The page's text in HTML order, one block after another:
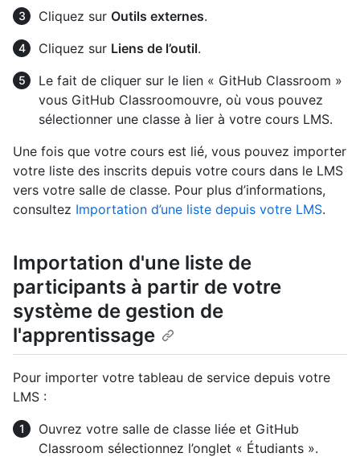
Cliquez sur Outils externes.
Cliquez sur Liens de l’outil.
Le fait de cliquer sur le lien « GitHub Classroom »
vous GitHub Classroomouvre, où vous pouvez
sélectionner une classe à lier à votre cours LMS.
Une fois que votre cours est lié, vous pouvez importer
votre liste des inscrits depuis votre cours dans le LMS
vers votre salle de classe. Pour plus d’informations,
consultez Importation d’une liste depuis votre LMS.
Importation d'une liste de
participants à partir de votre
système de gestion de
l'apprentissage
Pour importer votre tableau de service depuis votre
LMS :
Ouvrez votre salle de classe liée et GitHub
Classroom sélectionnez l’onglet « Étudiants ».